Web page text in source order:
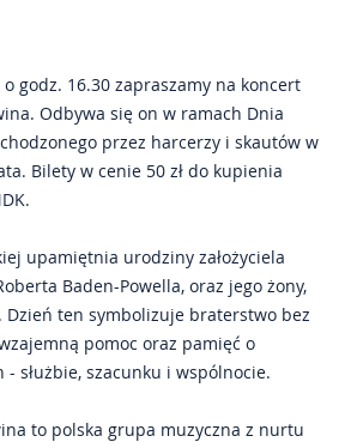
Projekty
Chóry i zespoły
Zajęcia
Kontakt
Mikołowskie
godz. 16.30 zapraszamy na koncert
Odbywa się on w ramach Dnia
przez harcerzy i skautów w
Bilety w cenie 50 zł do kupienia
upamiętnia urodziny założyciela
Baden-Powella, oraz jego żony,
Dzień ten symbolizuje braterstwo bez
pomoc oraz pamięć o
- służbie, szacunku i wspólnocie.
to polska grupa muzyczna z nurtu